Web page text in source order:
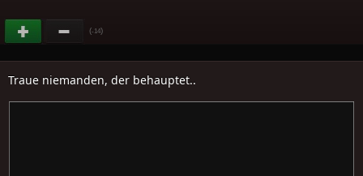
(-14)
Traue niemanden, der behauptet..